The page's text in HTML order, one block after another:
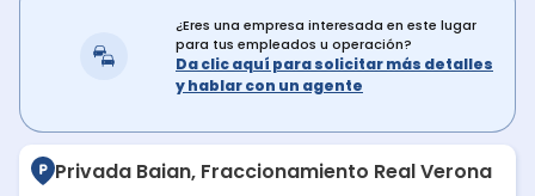
¿Eres una empresa interesada en este lugar
para tus empleados u operación?
Da clic aquí para solicitar más detalles
y hablar con un agente
Privada Baian, Fraccionamiento Real Verona